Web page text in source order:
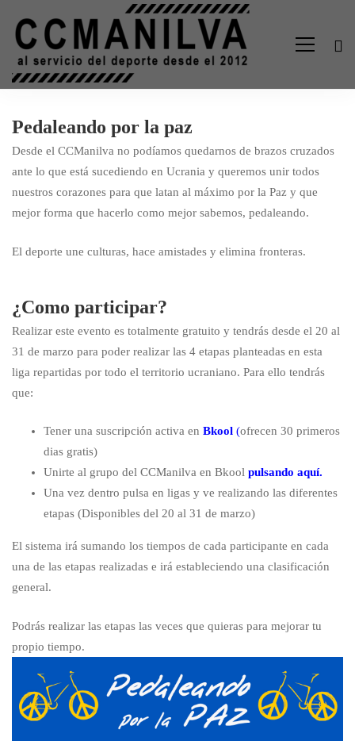
Pedaleando
por
la
PAZ
Pedaleando por la paz
Desde el CCManilva no podíamos quedarnos de brazos cruzados
ante lo que está sucediendo en Ucrania y queremos unir todos
nuestros corazones para que latan al máximo por la Paz y que
mejor forma que hacerlo como mejor sabemos, pedaleando.
El deporte une culturas, hace amistades y elimina fronteras.
¿Como participar?
Realizar este evento es totalmente gratuito y tendrás desde el 20 al
31 de marzo para poder realizar las 4 etapas planteadas en esta
liga repartidas por todo el territorio ucraniano. Para ello tendrás
que:
Tener una suscripción activa en Bkool (ofrecen 30 primeros
dias gratis)
Unirte al grupo del CCManilva en Bkool pulsando aquí.
Una vez dentro pulsa en ligas y ve realizando las diferentes
etapas (Disponibles del 20 al 31 de marzo)
El sistema irá sumando los tiempos de cada participante en cada
una de las etapas realizadas e irá estableciendo una clasificación
general.
Podrás realizar las etapas las veces que quieras para mejorar tu
propio tiempo.